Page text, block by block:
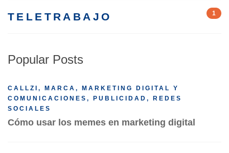
TELETRABAJO 1
Popular Posts
CALLZI , MARCA , MARKETING DIGITAL Y
COMUNICACIONES , PUBLICIDAD , REDES
SOCIALES
Cómo usar los memes en marketing digital